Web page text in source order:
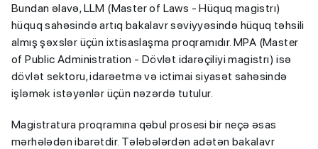
Bundan əlavə, LLM (Master of Laws - Hüquq magistrı)
hüquq sahəsində artıq bakalavr səviyyəsində hüquq təhsili
almış şəxslər üçün ixtisaslaşma proqramıdır. MPA (Master
of Public Administration - Dövlət idarəçiliyi magistrı) isə
dövlət sektoru, idarəetmə və ictimai siyasət sahəsində
işləmək istəyənlər üçün nəzərdə tutulur.
Magistratura proqramına qəbul prosesi bir neçə əsas
mərhələdən ibarətdir. Tələbələrdən adətən bakalavr